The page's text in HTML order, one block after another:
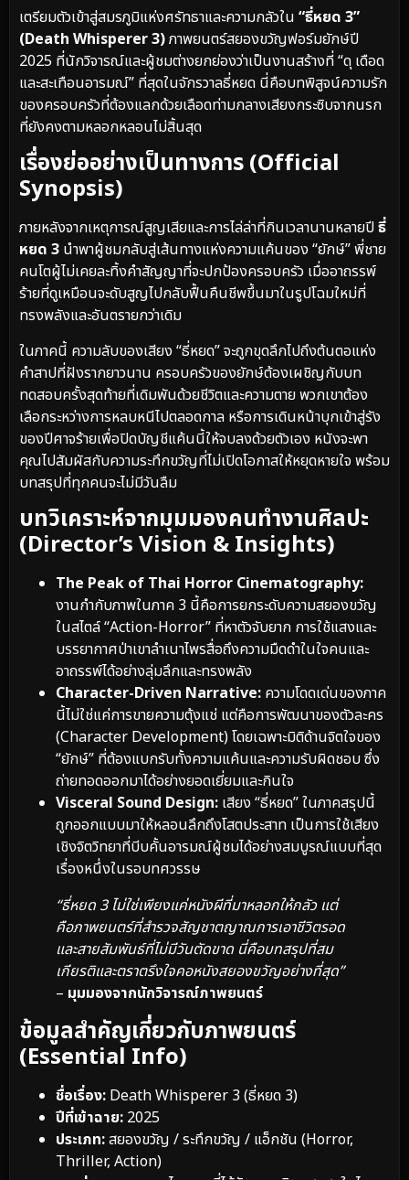
เตรียมตัวเข้าสู่สมรภูมิแห่งศรัทธาและความกลัวใน “ธี่หยด 3”
(Death Whisperer 3)ภาพยนตร์สยองขวัญฟอร์มยักษ์ปี
2025 ที่นักวิจารณ์และผู้ชมต่างยกย่องว่าเป็นงานสร้างที่ “ดุ เดือด
และสะเทือนอารมณ์” ที่สุดในจักรวาลธี่หยด นี่คือบทพิสูจน์ความรัก
ของครอบครัวที่ต้องแลกด้วยเลือดท่ามกลางเสียงกระซิบจากนรก
ที่ยังคงตามหลอกหลอนไม่สิ้นสุด
เรื่องย่ออย่างเป็นทางการ (Official
Synopsis)
ภายหลังจากเหตุการณ์สูญเสียและการไล่ล่าที่กินเวลานานหลายปีธี่
หยด 3 นำพาผู้ชมกลับสู่เส้นทางแห่งความแค้นของ “ยักษ์” พี่ชาย
คนโตผู้ไม่เคยละทิ้งคำสัญญาที่จะปกป้องครอบครัว เมื่ออาถรรพ์
ร้ายที่ดูเหมือนจะดับสูญไปกลับฟื้นคืนชีพขึ้นมาในรูปโฉมใหม่ที่
ทรงพลังและอันตรายกว่าเดิม
ในภาคนี้ ความลับของเสียง “ธี่หยด” จะถูกขุดลึกไปถึงต้นตอแห่ง
คำสาปที่ฝังรากยาวนาน ครอบครัวของยักษ์ต้องเผชิญกับบท
ทดสอบครั้งสุดท้ายที่เดิมพันด้วยชีวิตและความตาย พวกเขาต้อง
เลือกระหว่างการหลบหนีไปตลอดกาล หรือการเดินหน้าบุกเข้าสู่รัง
ของปีศาจร้ายเพื่อปิดบัญชีแค้นนี้ให้จบลงด้วยตัวเอง หนังจะพา
คุณไปสัมผัสกับความระทึกขวัญที่ไม่เปิดโอกาสให้หยุดหายใจ พร้อม
บทสรุปที่ทุกคนจะไม่มีวันลืม
บทวิเคราะห์จากมุมมองคนทำงานศิลปะ
(Director’s Vision & Insights)
The Peak of Thai Horror Cinematography:
งานกำกับภาพในภาค 3 นี้คือการยกระดับความสยองขวัญ
ในสไตล์ “Action-Horror” ที่หาตัวจับยาก การใช้แสงและ
บรรยากาศป่าเขาลำเนาไพรสื่อถึงความมืดดำในใจคนและ
อาถรรพ์ได้อย่างลุ่มลึกและทรงพลัง
Character-Driven Narrative: ความโดดเด่นของภาค
นี้ไม่ใช่แค่การขายความตุ้งแช่ แต่คือการพัฒนาของตัวละคร
(Character Development) โดยเฉพาะมิติด้านจิตใจของ
“ยักษ์” ที่ต้องแบกรับทั้งความแค้นและความรับผิดชอบ ซึ่ง
ถ่ายทอดออกมาได้อย่างยอดเยี่ยมและกินใจ
Visceral Sound Design: เสียง “ธี่หยด” ในภาคสรุปนี้
ถูกออกแบบมาให้หลอนลึกถึงโสตประสาท เป็นการใช้เสียง
เชิงจิตวิทยาที่บีบคั้นอารมณ์ผู้ชมได้อย่างสมบูรณ์แบบที่สุด
เรื่องหนึ่งในรอบทศวรรษ
“ธี่หยด 3 ไม่ใช่เพียงแค่หนังผีที่มาหลอกให้กลัว แต่
คือภาพยนตร์ที่สำรวจสัญชาตญาณการเอาชีวิตรอด
และสายสัมพันธ์ที่ไม่มีวันตัดขาด นี่คือบทสรุปที่สม
เกียรติและตราตรึงใจคอหนังสยองขวัญอย่างที่สุด”
– มุมมองจากนักวิจารณ์ภาพยนตร์
ข้อมูลสำคัญเกี่ยวกับภาพยนตร์
(Essential Info)
ชื่อเรื่อง: Death Whisperer 3 (ธี่หยด 3)
ปีที่เข้าฉาย: 2025
ประเภท:สยองขวัญ / ระทึกขวัญ / แอ็กชัน (Horror,
Thriller, Action)